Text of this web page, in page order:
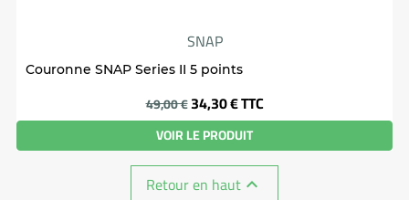
SNAP
Couronne SNAP Series II 5 points
49,00 €Prix
34,30 €TTC
VOIR LE PRODUIT
Retour en haut 